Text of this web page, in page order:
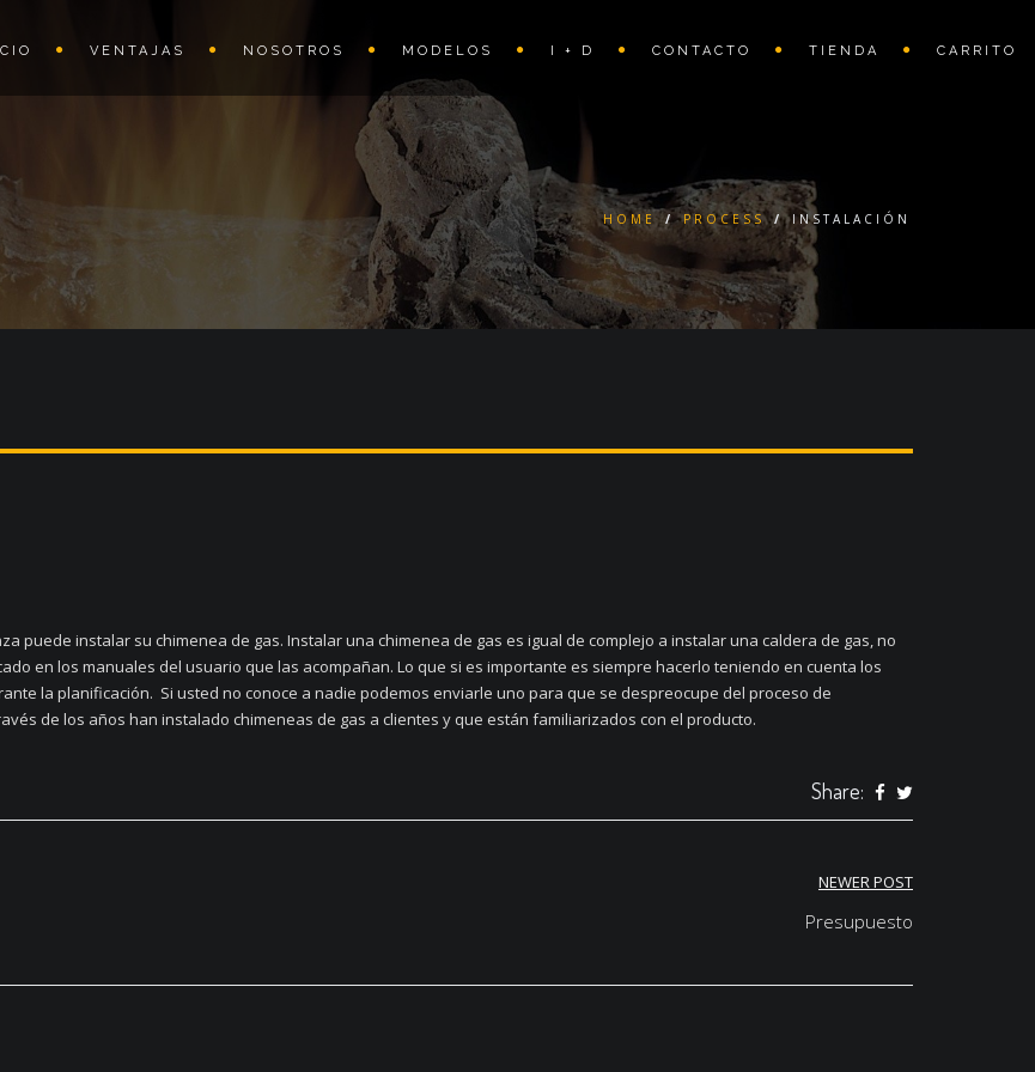
VENTAJAS NOSOTROS MODELOS I + D CONTACTO TIENDA CARRITO
HOME / PROCESS / INSTALACIÓN
puede instalar su chimenea de gas. Instalar una chimenea de gas es igual de complejo a instalar una caldera de gas, no
en los manuales del usuario que las acompañan. Lo que si es importante es siempre hacerlo teniendo en cuenta los
la planificación. Si usted no conoce a nadie podemos enviarle uno para que se despreocupe del proceso de
de los años han instalado chimeneas de gas a clientes y que están familiarizados con el producto.
Share:
NEWER POST
Presupuesto